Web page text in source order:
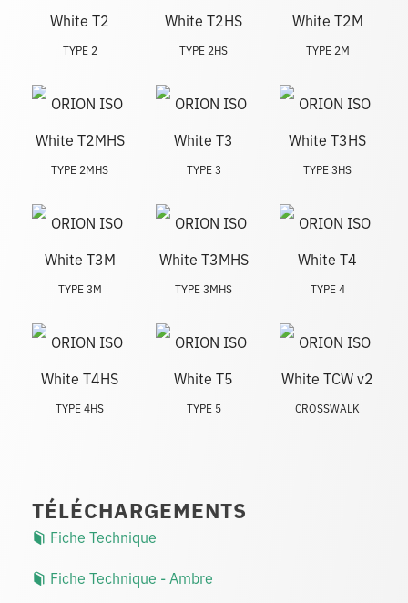
TYPE 2 TYPE 2HS TYPE 2M
TYPE 2MHS TYPE 3 TYPE 3HS
TYPE 3M TYPE 3MHS TYPE 4
TYPE 4HS TYPE 5 CROSSWALK
TÉLÉCHARGEMENTS
Fiche Technique
Fiche Technique - Ambre